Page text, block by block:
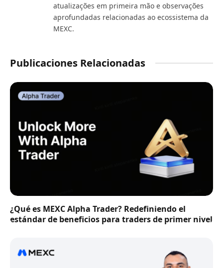
atualizações em primeira mão e observações
aprofundadas relacionadas ao ecossistema da
MEXC.
Publicaciones Relacionadas
¿Qué es MEXC Alpha Trader? Redefiniendo el
estándar de beneficios para traders de primer nivel